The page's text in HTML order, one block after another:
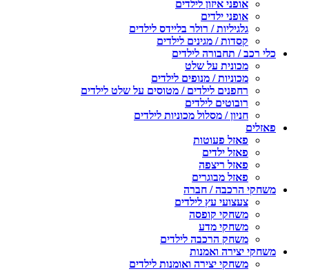
אופני איזון לילדים
אופני ילדים
גלגיליות / רולר בליידס לילדים
קסדות / מגינים לילדים
כלי רכב / תחבורה לילדים
מכונית על שלט
מכוניות / מנופים לילדים
רחפנים לילדים / מטוסים על שלט לילדים
רובוטים לילדים
חניון / מסלול מכוניות לילדים
פאזלים
פאזל פעוטות
פאזל ילדים
פאזל ריצפה
פאזל מבוגרים
משחקי הרכבה / חברה
צעצועי עץ לילדים
משחקי קופסה
משחקי מדע
משחק הרכבה לילדים
משחקי יצירה ואמנות
משחקי יצירה ואומנות לילדים